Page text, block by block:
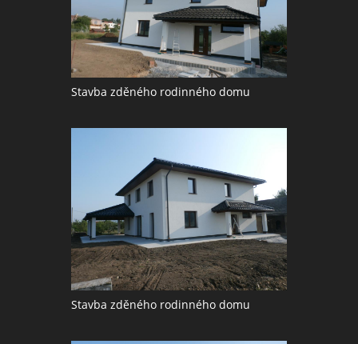
Stavba zděného rodinného domu
Stavba zděného rodinného domu